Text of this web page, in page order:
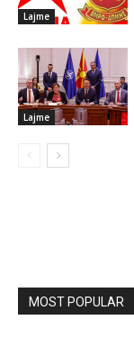
Lajme
Lajme
MOST POPULAR